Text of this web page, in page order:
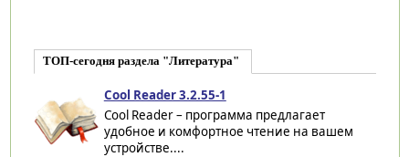
ТОП-сегодня раздела "Литература"
Cool Reader 3.2.55-1
Cool Reader – программа предлагает
удобное и комфортное чтение на вашем
устройстве....